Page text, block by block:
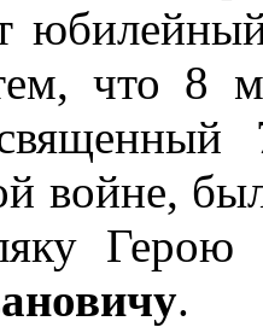
что 8
войне,
.